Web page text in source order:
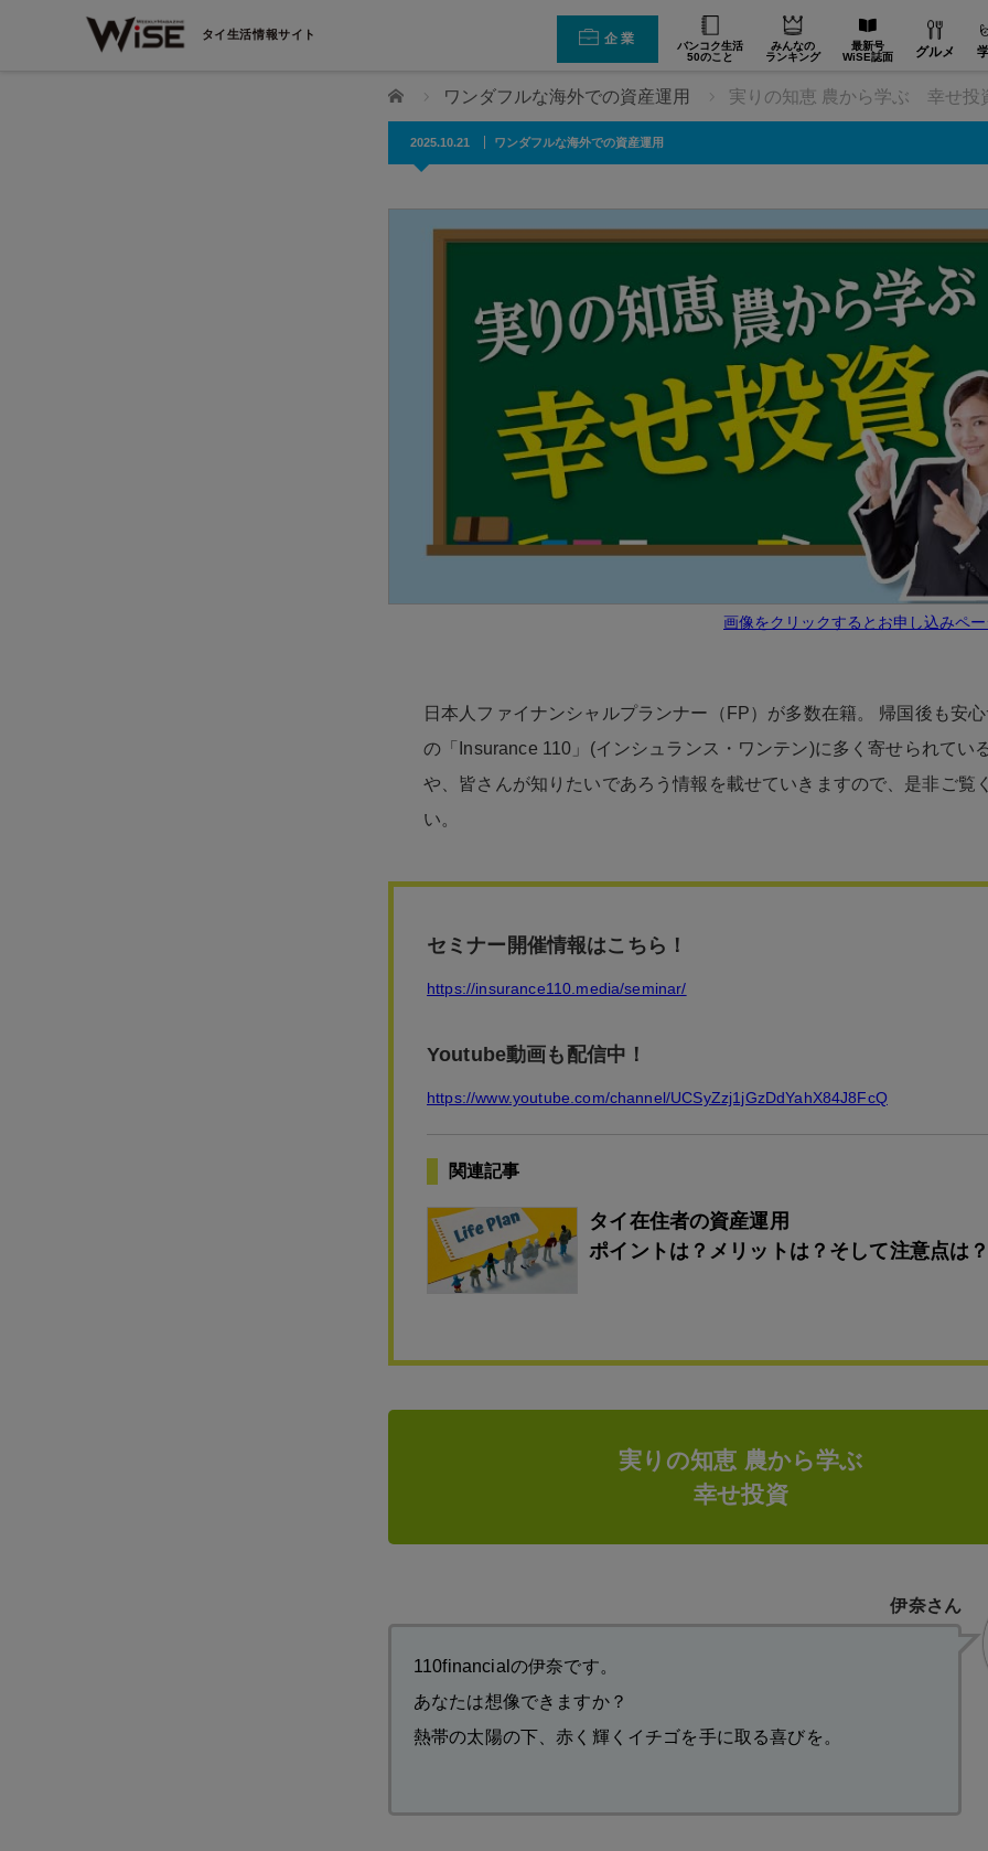
タイ生活情報サイト 企業
バンコク生活
50のこと
みんなの
ランキング
最新号
WiSE誌面
グルメ
ホーム ワンダフルな海外での資産運用 実りの知恵 農から学ぶ 幸せ投
2025.10.21 ワンダフルな海外での資産運用
画像をクリックするとお申し込みペ
日本人ファイナンシャルプランナー（FP）が多数在籍。 帰国後も安
の「Insurance 110」(インシュランス・ワンテン)に多く寄せられてい
や、皆さんが知りたいであろう情報を載せていきますので、是非ご覧
い。
セミナー開催情報はこちら！
https://insurance110.media/seminar/
Youtube動画も配信中！
https://www.youtube.com/channel/UCSyZzj1jGzDdYahX84J8FcQ
関連記事
タイ在住者の資産運用
ポイントは？メリットは？そして注意点は
実りの知恵 農から学ぶ
幸せ投資
伊奈さん
110financialの伊奈です。
あなたは想像できますか？
熱帯の太陽の下、赤く輝くイチゴを手に取る喜びを。